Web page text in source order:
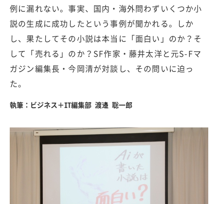
例に漏れない。事実、国内・海外問わずいくつか小
説の生成に成功したという事例が聞かれる。しか
し、果たしてその小説は本当に「面白い」のか？そ
して「売れる」のか？SF作家・藤井太洋と元S-Fマ
ガジン編集長・今岡清が対談し、その問いに迫っ
た。
執筆：ビジネス＋IT編集部 渡邉 聡一郎